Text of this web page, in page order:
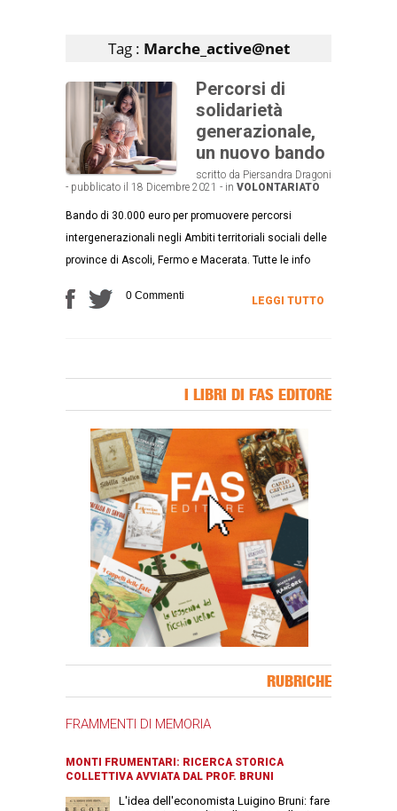
Tag : Marche_active@net
Percorsi di
solidarietà
generazionale,
un nuovo bando
scritto da Piersandra Dragoni
- pubblicato il 18 Dicembre 2021 - in VOLONTARIATO
Bando di 30.000 euro per promuovere percorsi
intergenerazionali negli Ambiti territoriali sociali delle
province di Ascoli, Fermo e Macerata. Tutte le info
0 Commenti LEGGI TUTTO
I LIBRI DI FAS EDITORE
RUBRICHE
FRAMMENTI DI MEMORIA
MONTI FRUMENTARI: RICERCA STORICA
COLLETTIVA AVVIATA DAL PROF. BRUNI
L'idea dell'economista Luigino Bruni: fare